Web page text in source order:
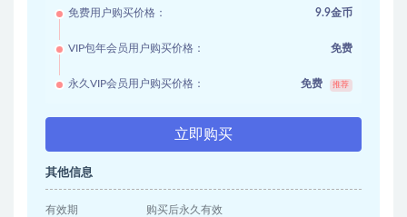
免费用户购买价格： 9.9金币
VIP包年会员用户购买价格： 免费
永久VIP会员用户购买价格： 免费 推荐
立即购买
其他信息
有效期 购买后永久有效